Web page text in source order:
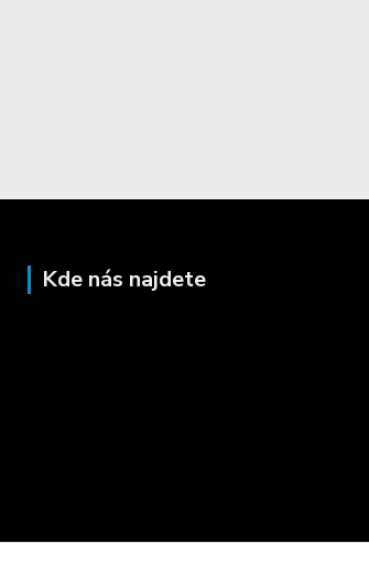
Kde nás najdete